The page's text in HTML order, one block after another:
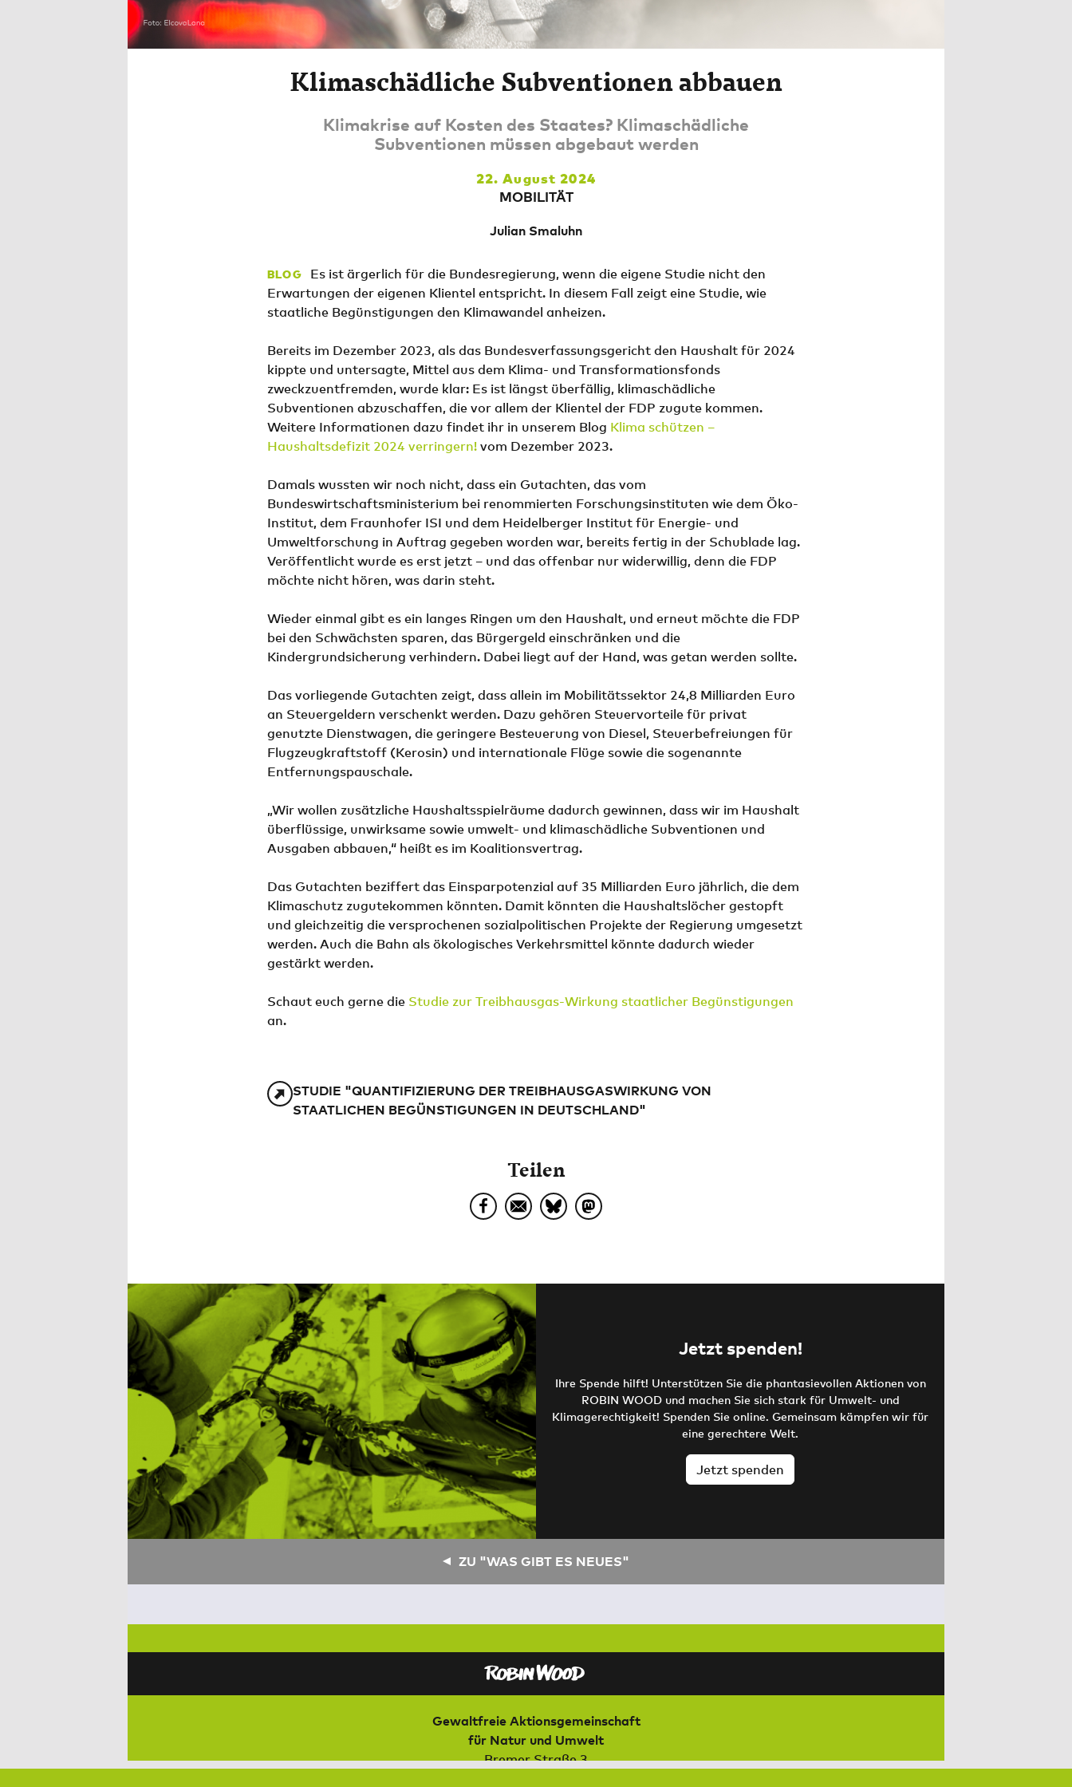
Klimaschädliche Subventionen abbauen
Klimakrise auf Kosten des Staates? Klimaschädliche
Subventionen müssen abgebaut werden
22. August 2024
MOBILITÄT
Julian Smaluhn
BLOG
Es ist ärgerlich für die Bundesregierung, wenn die eigene Studie nicht den
Erwartungen der eigenen Klientel entspricht. In diesem Fall zeigt eine Studie, wie
staatliche Begünstigungen den Klimawandel anheizen.
Bereits im Dezember 2023, als das Bundesverfassungsgericht den Haushalt für 2024
kippte und untersagte, Mittel aus dem Klima- und Transformationsfonds
zweckzuentfremden, wurde klar: Es ist längst überfällig, klimaschädliche
Subventionen abzuschaffen, die vor allem der Klientel der FDP zugute kommen.
Weitere Informationen dazu findet ihr in unserem Blog Klima schützen –
Haushaltsdefizit 2024 verringern!vom Dezember 2023.
Damals wussten wir noch nicht, dass ein Gutachten, das vom
Bundeswirtschaftsministerium bei renommierten Forschungsinstituten wie dem Öko-
Institut, dem Fraunhofer ISI und dem Heidelberger Institut für Energie- und
Umweltforschung in Auftrag gegeben worden war, bereits fertig in der Schublade lag.
Veröffentlicht wurde es erst jetzt – und das offenbar nur widerwillig, denn die FDP
möchte nicht hören, was darin steht.
Wieder einmal gibt es ein langes Ringen um den Haushalt, und erneut möchte die FDP
bei den Schwächsten sparen, das Bürgergeld einschränken und die
Kindergrundsicherung verhindern. Dabei liegt auf der Hand, was getan werden sollte.
Das vorliegende Gutachten zeigt, dass allein im Mobilitätssektor 24,8 Milliarden Euro
an Steuergeldern verschenkt werden. Dazu gehören Steuervorteile für privat
genutzte Dienstwagen, die geringere Besteuerung von Diesel, Steuerbefreiungen für
Flugzeugkraftstoff (Kerosin) und internationale Flüge sowie die sogenannte
Entfernungspauschale.
„Wir wollen zusätzliche Haushaltsspielräume dadurch gewinnen, dass wir im Haushalt
überflüssige, unwirksame sowie umwelt- und klimaschädliche Subventionen und
Ausgaben abbauen,“ heißt es im Koalitionsvertrag.
Das Gutachten beziffert das Einsparpotenzial auf 35 Milliarden Euro jährlich, die dem
Klimaschutz zugutekommen könnten. Damit könnten die Haushaltslöcher gestopft
und gleichzeitig die versprochenen sozialpolitischen Projekte der Regierung umgesetzt
werden. Auch die Bahn als ökologisches Verkehrsmittel könnte dadurch wieder
gestärkt werden.
Schaut euch gerne die Studie zur Treibhausgas-Wirkung staatlicher Begünstigungen
an.
STUDIE "QUANTIFIZIERUNG DER TREIBHAUSGASWIRKUNG VON
STAATLICHEN BEGÜNSTIGUNGEN IN DEUTSCHLAND"
Teilen
Jetzt spenden!
Ihre Spende hilft! Unterstützen Sie die phantasievollen Aktionen von
ROBIN WOOD und machen Sie sich stark für Umwelt- und
Klimagerechtigkeit! Spenden Sie online. Gemeinsam kämpfen wir für
eine gerechtere Welt.
Jetzt spenden
ZU "WAS GIBT ES NEUES"
Gewaltfreie Aktionsgemeinschaft
für Natur und Umwelt
Bremer Straße 3